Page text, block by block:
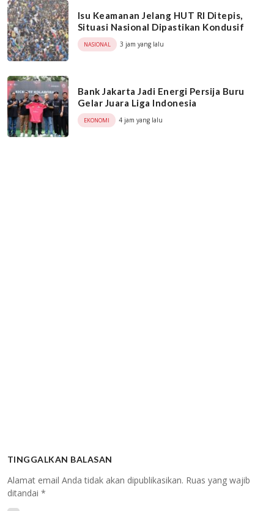
Isu Keamanan Jelang HUT RI Ditepis,
Situasi Nasional Dipastikan Kondusif
NASIONAL 3 jam yang lalu
Bank Jakarta Jadi Energi Persija Buru
Gelar Juara Liga Indonesia
EKONOMI 4 jam yang lalu
TINGGALKAN BALASAN
Alamat email Anda tidak akan dipublikasikan. Ruas yang wajib
ditandai *